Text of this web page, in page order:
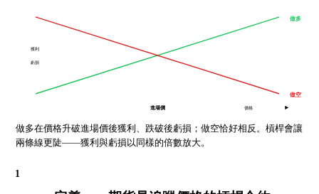
做多
做空
獲利
虧損
進場價 價格
做多在價格升破進場價後獲利、跌破後虧損；做空恰好相反。槓桿會讓
兩條線更陡——獲利與虧損以同樣的倍數放大。
1